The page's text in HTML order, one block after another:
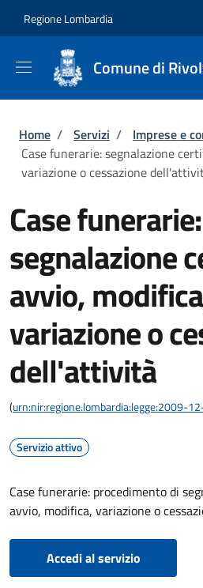
Regione Lombardia
Comune di
Briciole di pane
Home / Servizi / Imprese e
Case funerarie: segnalazione
variazione o cessazione
Case funerarie:
segnalazione
avvio,
variazione o
dell'attività
(urn:nir:regione.lombardia:legge:2009-
Servizio attivo
Case funerarie: procedimento di
avvio, modifica, variazione o
Accedi al servizio